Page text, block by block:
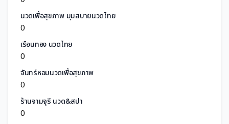
นวดเพื่อสุขภาพ มุมสบายนวดไทย
0
เรือนทอง นวดไทย
0
จันทร์หอมนวดเพื่อสุขภาพ
0
ร้านจามจุรี นวด&สปา
0